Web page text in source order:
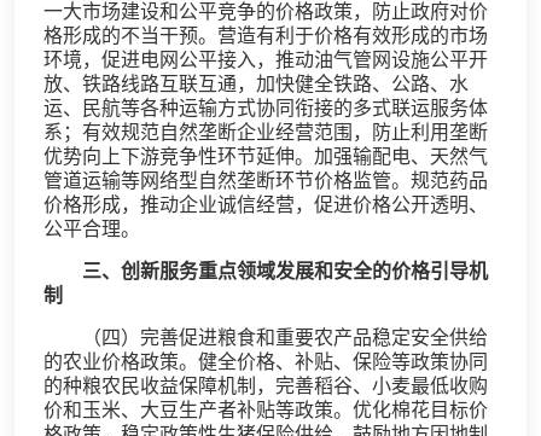
一大市场建设和公平竞争的价格政策，防止政府对价
格形成的不当干预。营造有利于价格有效形成的市场
环境，促进电网公平接入，推动油气管网设施公平开
放、铁路线路互联互通，加快健全铁路、公路、水
运、民航等各种运输方式协同衔接的多式联运服务体
系；有效规范自然垄断企业经营范围，防止利用垄断
优势向上下游竞争性环节延伸。加强输配电、天然气
管道运输等网络型自然垄断环节价格监管。规范药品
价格形成，推动企业诚信经营，促进价格公开透明、
公平合理。
三、创新服务重点领域发展和安全的价格引导机
制
（四）完善促进粮食和重要农产品稳定安全供给
的农业价格政策。健全价格、补贴、保险等政策协同
的种粮农民收益保障机制，完善稻谷、小麦最低收购
价和玉米、大豆生产者补贴等政策。优化棉花目标价